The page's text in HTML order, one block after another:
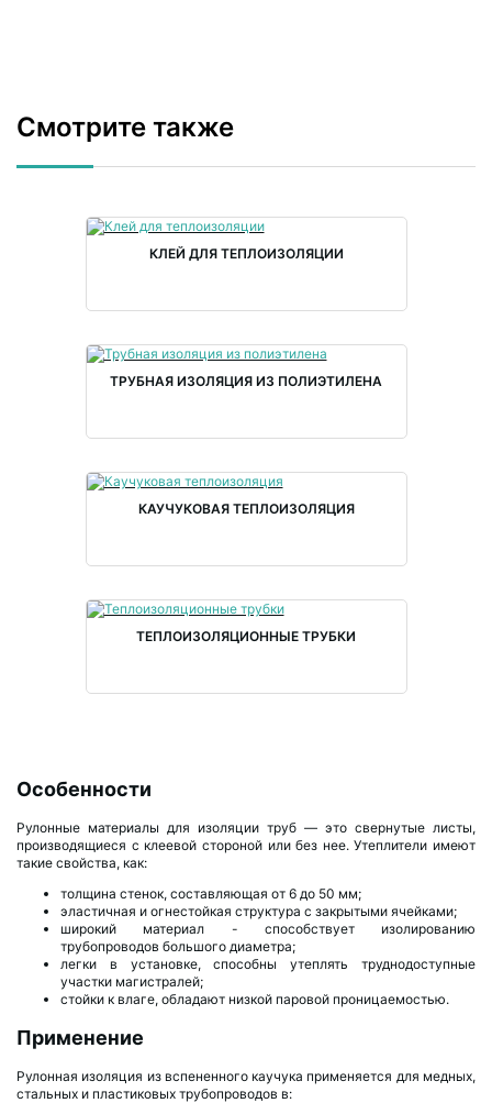
Смотрите также
КЛЕЙ ДЛЯ ТЕПЛОИЗОЛЯЦИИ
ТРУБНАЯ ИЗОЛЯЦИЯ ИЗ ПОЛИЭТИЛЕНА
КАУЧУКОВАЯ ТЕПЛОИЗОЛЯЦИЯ
ТЕПЛОИЗОЛЯЦИОННЫЕ ТРУБКИ
Особенности
Рулонные материалы для изоляции труб — это свернутые листы,
производящиеся с клеевой стороной или без нее. Утеплители имеют
такие свойства, как:
толщина стенок, составляющая от 6 до 50 мм;
эластичная и огнестойкая структура с закрытыми ячейками;
широкий материал - способствует изолированию
трубопроводов большого диаметра;
легки в установке, способны утеплять труднодоступные
участки магистралей;
стойки к влаге, обладают низкой паровой проницаемостью.
Применение
Рулонная изоляция из вспененного каучука применяется для медных,
стальных и пластиковых трубопроводов в: